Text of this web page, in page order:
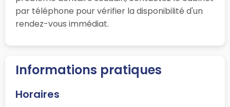
par téléphone pour vérifier la disponibilité d'un
rendez-vous immédiat.
Informations pratiques
Horaires